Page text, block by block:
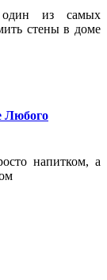
один из самых
стены в доме
Любого
напитком, а